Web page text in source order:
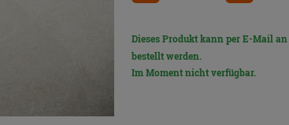
Dieses Produkt kann per E-Mail an
bestellt werden.
Im Moment nicht verfügbar.